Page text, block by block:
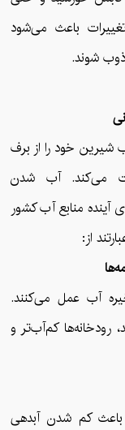
باعث می‌شود
شوند.
شیرین خود را از برف
می‌کند. آب شدن
منابع آب کشور
از:
آب عمل می‌کنند.
رودخانه‌ها کم‌آب‌تر و
کم شدن آبدهی